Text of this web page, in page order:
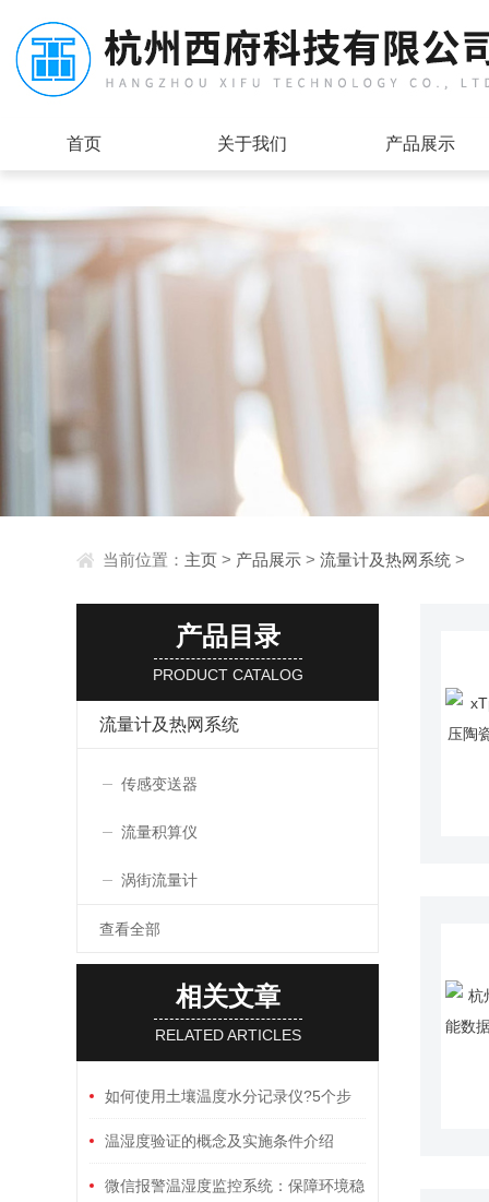
首页 关于我们 产品展示
当前位置： 主页 > 产品展示 > 流量计及热网系统 >
产品目录
PRODUCT CATALOG
流量计及热网系统
传感变送器
流量积算仪
涡街流量计
查看全部
相关文章
RELATED ARTICLES
如何使用土壤温度水分记录仪?5个步
骤轻松解决
温湿度验证的概念及实施条件介绍
微信报警温湿度监控系统：保障环境稳